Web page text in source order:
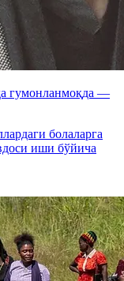
гумонланмоқда —
болаларга
иши бўйича